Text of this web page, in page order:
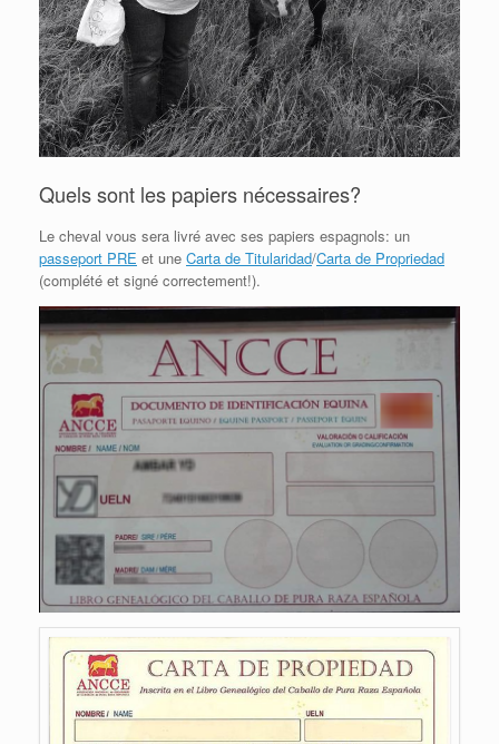
Quels sont les papiers nécessaires?
Le cheval vous sera livré avec ses papiers espagnols: un
passeport PRE et une Carta de Titularidad/Carta de Propriedad
(complété et signé correctement!).